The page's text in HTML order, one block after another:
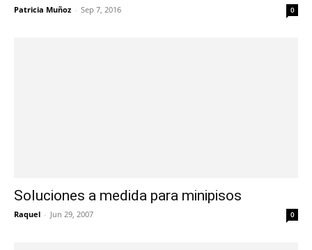
Patricia Muñoz - Sep 7, 2016 0
Soluciones a medida para minipisos
Raquel - Jun 29, 2007 0